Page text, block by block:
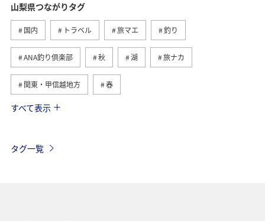
山梨県つながりタグ
国内 トラベル 旅マエ 釣り
ANA釣り倶楽部 秋 湖 旅ナカ
関東・甲信越地方 春
ワカサギ
すべて表示
タグ一覧